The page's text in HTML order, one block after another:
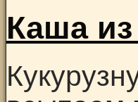
Каша